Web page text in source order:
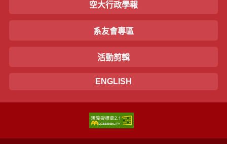
空大行政學報
系友會專區
活動剪輯
ENGLISH